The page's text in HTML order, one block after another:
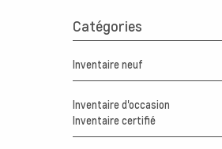
Catégories
Inventaire neuf
Inventaire d'occasion
Inventaire certifié